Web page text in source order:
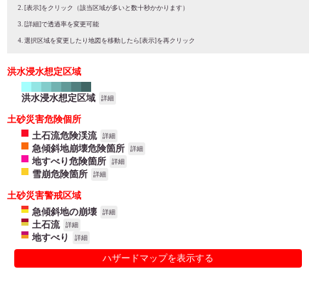
[表示]をクリック（該当区域が多いと数十秒かかります）
[詳細]で透過率を変更可能
選択区域を変更したり地図を移動したら[表示]を再クリック
洪水浸水想定区域
洪水浸水想定区域 詳細
土砂災害危険個所
土石流危険渓流
詳細
急傾斜地崩壊危険箇所 詳細
地すべり危険箇所 詳細
雪崩危険箇所 詳細
土砂災害警戒区域
急傾斜地の崩壊
詳細
土石流 詳細
地すべり 詳細
ハザードマップを表示する